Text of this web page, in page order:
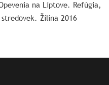
na Liptove. Refúgia,
Žilina 2016